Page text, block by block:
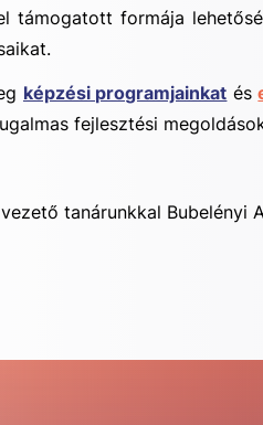
támogatott formája
képzési programjainkat és
fejlesztési
tanárunkkal Bubelényi